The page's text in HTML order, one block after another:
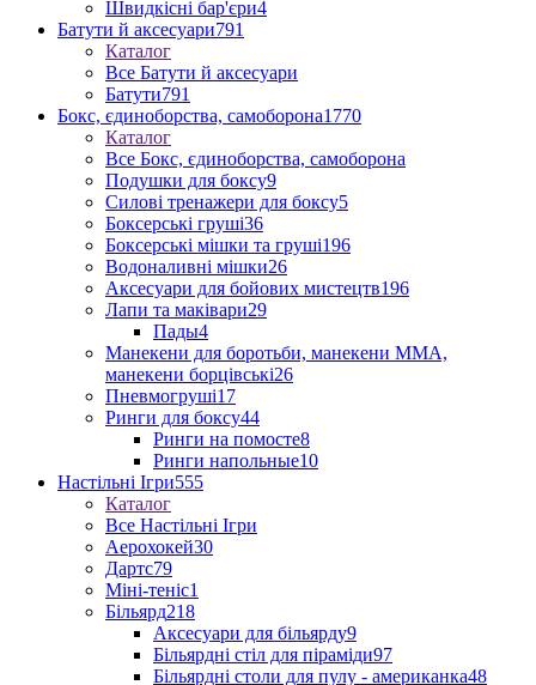
Швидкісні бар'єри4
Батути й аксесуари791
Каталог
Все Батути й аксесуари
Батути791
Бокс, єдиноборства, самоборона1770
Каталог
Все Бокс, єдиноборства, самоборона
Подушки для боксу9
Силові тренажери для боксу5
Боксерські груші36
Боксерські мішки та груші196
Водоналивні мішки26
Аксесуари для бойових мистецтв196
Лапи та маківари29
Пады4
Манекени для боротьби, манекени ММА,
манекени борцівські26
Пневмогруші17
Ринги для боксу44
Ринги на помосте8
Ринги напольные10
Настільні Ігри555
Каталог
Все Настільні Ігри
Аерохокей30
Дартс79
Міні-теніс1
Більярд218
Аксесуари для більярду9
Більярдні стіл для піраміди97
Більярдні столи для пулу - американка48